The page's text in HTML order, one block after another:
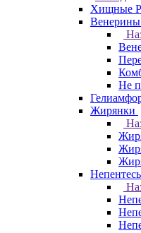
Хищные
Не
Жирянки